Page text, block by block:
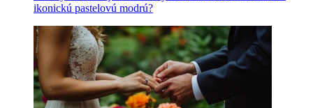
ikonickú pastelovú modrú?